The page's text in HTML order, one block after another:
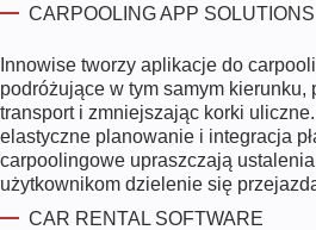
CARPOOLING APP SOLUTIONS
Innowise tworzy aplikacje do
podróżujące w tym samym kierunku,
transport i zmniejszając korki
elastyczne planowanie i integracja
carpoolingowe upraszczają
użytkownikom dzielenie się
CAR RENTAL SOFTWARE